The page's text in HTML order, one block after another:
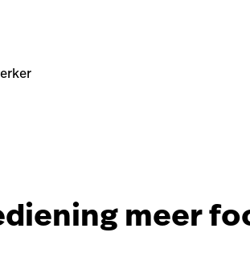
meer